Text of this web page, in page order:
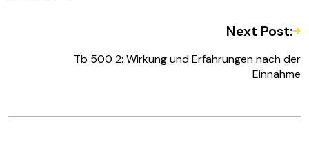
Next Post:
Tb 500 2: Wirkung und Erfahrungen nach der
Einnahme